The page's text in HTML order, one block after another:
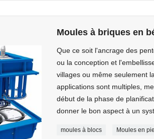
Moules à briques en
Que ce soit l'ancrage des
ou la conception et
villages ou même seulement
applications sont multiples,
début de la phase de
donner le bon aspect à un
moules à blocs Moules en